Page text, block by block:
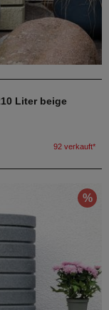
Liter beige
92 verkauft*
%